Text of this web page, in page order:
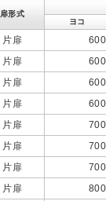
扉形式
ヨコ
片扉
600
片扉
600
片扉
600
片扉
600
片扉
700
片扉
700
片扉
700
片扉
800